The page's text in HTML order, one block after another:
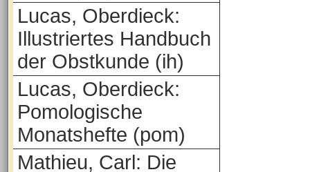
Lucas, Oberdieck:
Illustriertes Handbuch
der Obstkunde (ih)
Lucas, Oberdieck:
Pomologische
Monatshefte (pom)
Mathieu, Carl: Die